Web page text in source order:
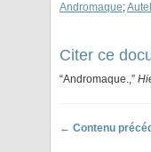
Andromaque;Autel
Citer ce
“Andromaque.,”
← Contenu